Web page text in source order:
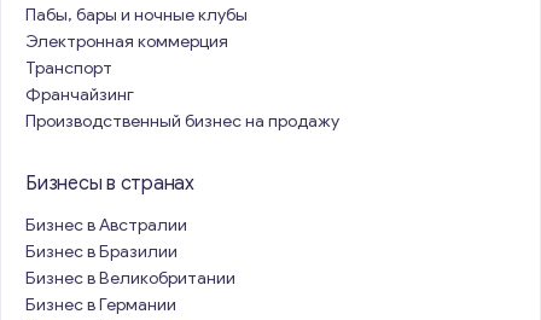
Пабы, бары и ночные клубы
Электронная коммерция
Транспорт
Франчайзинг
Производственный бизнес на продажу
Бизнесы в странах
Бизнес в Австралии
Бизнес в Бразилии
Бизнес в Великобритании
Бизнес в Германии